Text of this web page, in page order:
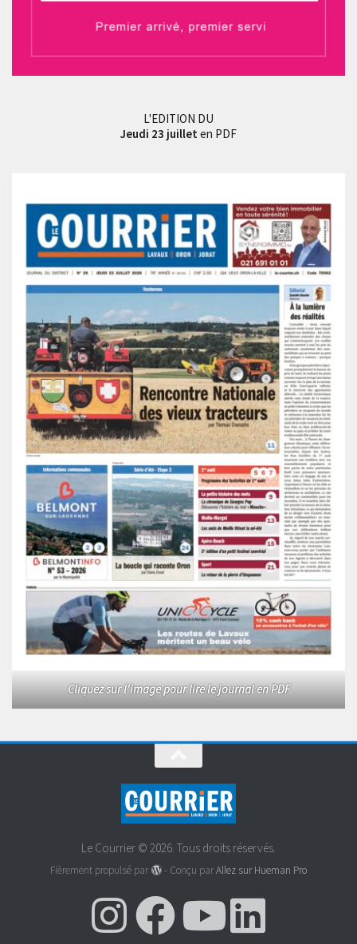
L'EDITION DU
Jeudi 23 juillet en PDF
Cliquez sur l'image pour lire le journal en PDF
Le Courrier © 2026. Tous droits réservés.
Fièrement propulsé par - Conçu parAllez sur Hueman Pro